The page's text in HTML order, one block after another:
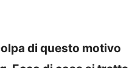
di questo motivo